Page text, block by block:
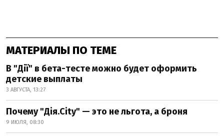
МАТЕРИАЛЫ ПО ТЕМЕ
В "Дії" в бета-тесте можно будет оформить
детские выплаты
3 АВГУСТА, 13:27
Почему "Дія.City" — это не льгота, а броня
9 ИЮЛЯ, 08:30